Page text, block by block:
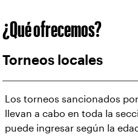
¿Qué ofrecemos?
Torneos locales
Los torneos sancionados
llevan a cabo en toda la
puede ingresar según la